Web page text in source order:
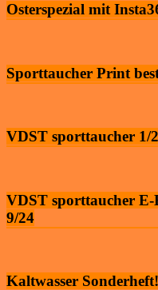
Osterspezial mit
Sporttaucher Print
VDST sporttaucher 1/
VDST sporttaucher
9/24
Kaltwasser Sonderheft!